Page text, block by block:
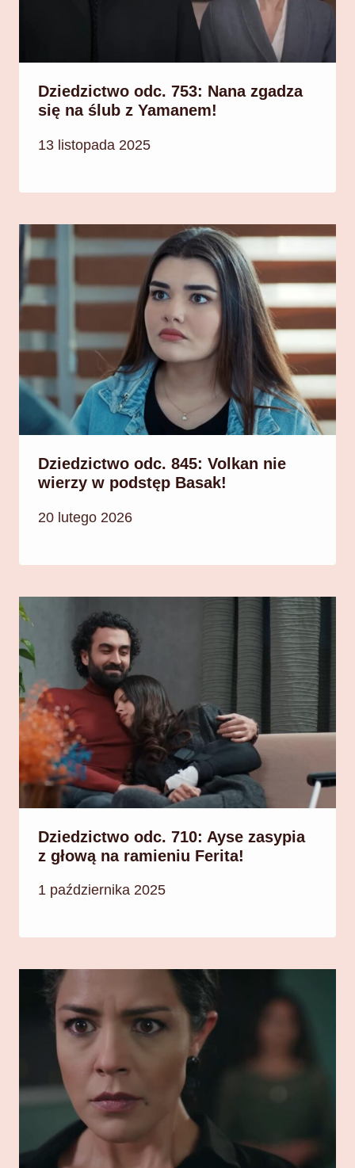
Dziedzictwo odc. 753: Nana zgadza
się na ślub z Yamanem!
13 listopada 2025
Dziedzictwo odc. 845: Volkan nie
wierzy w podstęp Basak!
20 lutego 2026
Dziedzictwo odc. 710: Ayse zasypia
z głową na ramieniu Ferita!
1 października 2025